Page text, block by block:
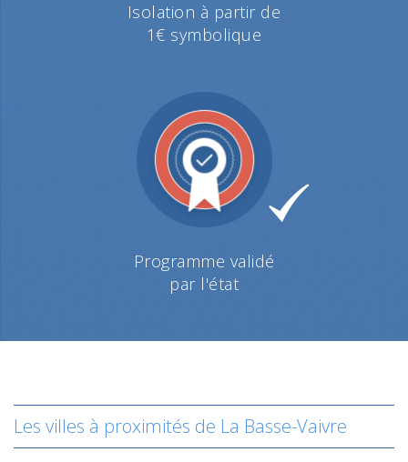
Isolation à partir de
1€ symbolique
Programme validé
par l'état
Les villes à proximités de La Basse-Vaivre